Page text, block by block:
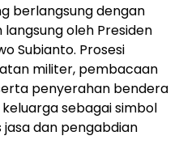
berlangsung dengan
oleh Presiden
Subianto. Prosesi
militer, pembacaan
penyerahan bendera
sebagai simbol
dan pengabdian